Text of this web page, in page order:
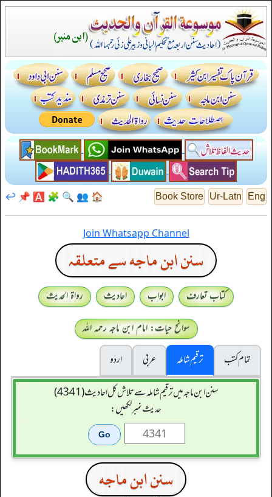
Eng
Ur-Latn
Book Store
🏠
👥
🔍
🧩
🅰️
📌
↩️
Join Whatsapp Channel
سنن ابن ماجه سے متعلقہ
کتاب تعارف ابواب احادیث
رواۃ الحدیث
سوانح حیات: امام ابن ماجہ رحمہ اللہ
تمام کتب
ترقیم شاملہ عربی
اردو
سنن ابن ماجہ میں ترقیم شاملہ سے تلاش کل احادیث (4341)
حدیث نمبر لکھیں:
سنن ابن ماجه